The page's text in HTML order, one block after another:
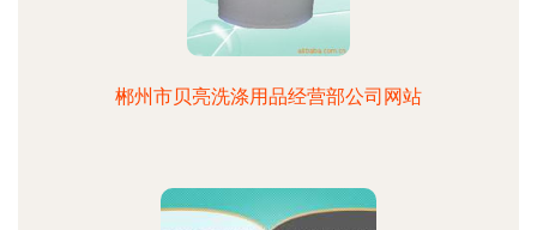
郴州市贝亮洗涤用品经营部公司网站